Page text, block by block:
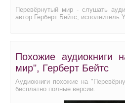
Перевёрнутый мир - слушать
автор Герберт Бейтс, исполнитель
Похожие аудиокниги
мир", Герберт Бейтс
Аудиокниги похожие на
бесплатно полные версии.